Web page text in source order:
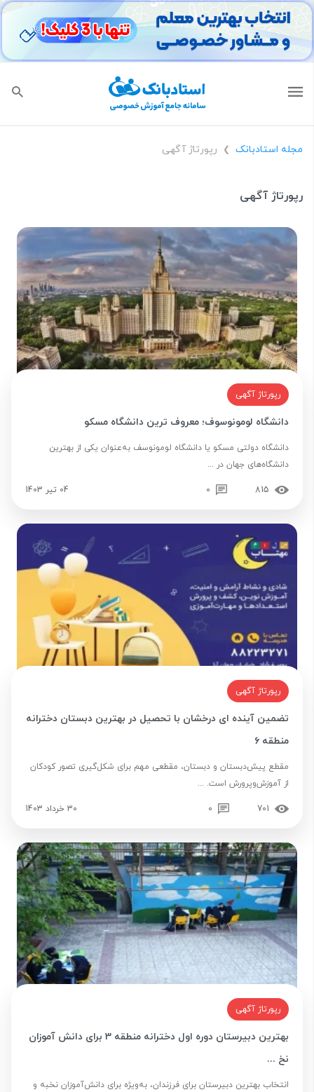
مجله استادبانک ❯ رپورتاژ آگهی
رپورتاژ آگهی
رپورتاژ آگهی
دانشگاه لومونوسوف؛ معروف ترین دانشگاه مسکو
دانشگاه دولتی مسکو یا دانشگاه لومونوسف به‌عنوان یکی از بهترین
دانشگاه‌های جهان در ...
815
0 04 تیر 1403
رپورتاژ آگهی
تضمین آینده ای درخشان با تحصیل در بهترین دبستان دخترانه
منطقه ۶
مقطع پیش‌دبستان و دبستان، مقطعی مهم برای شکل‌گیری تصور کودکان
از آموزش‌وپرورش است. ...
701
0 30 خرداد 1403
رپورتاژ آگهی
بهترین دبیرستان دوره اول دخترانه منطقه 3 برای دانش آموزان
نخ ...
انتخاب بهترین دبیرستان برای فرزندان، به‌ویژه برای دانش‌آموزان نخبه و